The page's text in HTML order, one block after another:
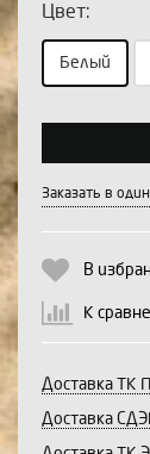
Цвет:
Белый
Заказать в
В
К
Доставка ТК
Доставка